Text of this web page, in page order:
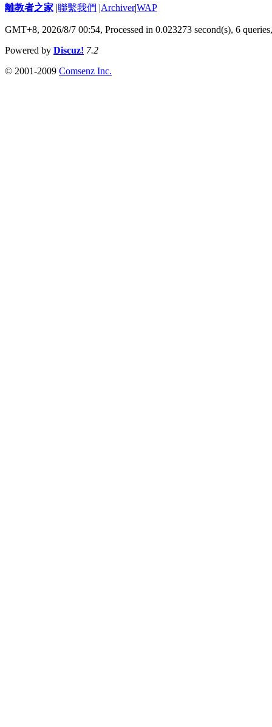
離教者之家 |聯繫我們 |Archiver|WAP
GMT+8, 2026/8/7 00:54, Processed in 0.023273 second(s), 6
Powered by Discuz! 7.2
© 2001-2009 Comsenz Inc.